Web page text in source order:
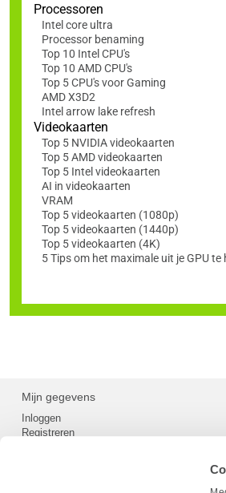
Processoren
Intel core ultra
Processor benaming
Top 10 Intel CPU's
Top 10 AMD CPU's
Top 5 CPU's voor Gaming
AMD X3D2
Intel arrow lake refresh
Videokaarten
Top 5 NVIDIA videokaarten
Top 5 AMD videokaarten
Top 5 Intel videokaarten
AI in videokaarten
VRAM
Top 5 videokaarten (1080p)
Top 5 videokaarten (1440p)
Top 5 videokaarten (4K)
5 Tips om het maximale uit je GPU te
Mijn gegevens
Inloggen
Registreren